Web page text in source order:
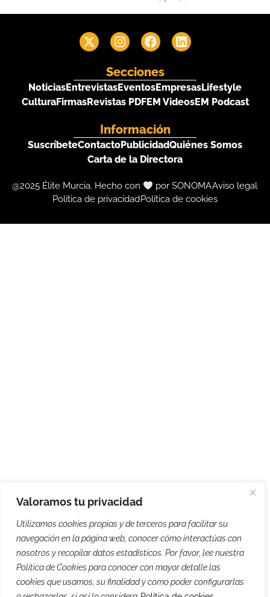
Valoramos tu privacidad
Utilizamos cookies propias y de terceros para facilitar su
navegación en la página web, conocer cómo interactúas con
nosotros y recopilar datos estadísticos. Por favor, lee nuestra
Política de Cookies para conocer con mayor detalle las
cookies que usamos, su finalidad y como poder configurarlas
Secciones
NoticiasEntrevistasEventosEmpresasLifestyle
CulturaFirmasRevistas PDFEM VideosEM Podcast
Información
SuscríbeteContactoPublicidadQuiénes Somos
Carta de la Directora
@2025 Élite Murcia. Hecho con por SONOMAAviso legal
Política de privacidadPolítica de cookies